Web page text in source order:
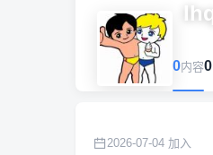
lhq
0内容0
2026-07-04 加入